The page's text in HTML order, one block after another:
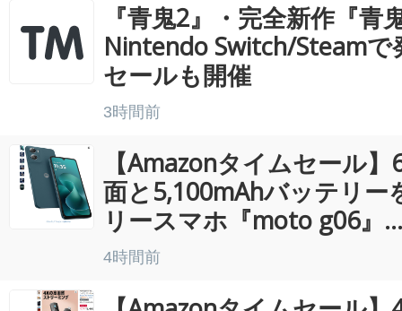
『青鬼2』・完全新作『青
Nintendo Switch/Steamで
セールも開催
3時間前
【Amazonタイムセール
面と5,100mAhバッテリー
リースマホ『moto g06』...
4時間前